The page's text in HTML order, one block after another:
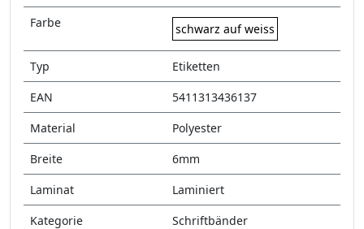
Farbe
schwarz auf weiss
Typ
Etiketten
EAN
5411313436137
Material
Polyester
Breite
6mm
Laminat
Laminiert
Kategorie
Schriftbänder